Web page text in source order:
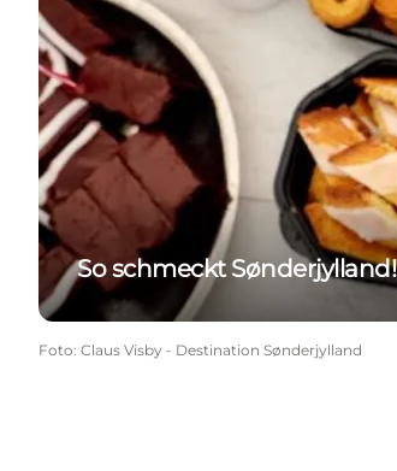
So schmeckt Sønderjylland!
Foto: Claus Visby - Destination Sønderjylland